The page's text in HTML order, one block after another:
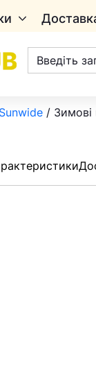
Пошук
товарів
Sunwide / Зимові